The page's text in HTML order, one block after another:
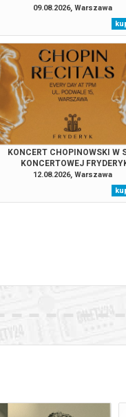
Hall w Warszawie
Hall w Warszawie
w Warszawie
Hall w Warszawie
Hall w Warszawie
w Warszawie
Hall w Warszawie
09.08.2026, Warszawa
KONCERT CHOPINOWSKI W
KONCERTOWEJ
12.08.2026, Warszawa